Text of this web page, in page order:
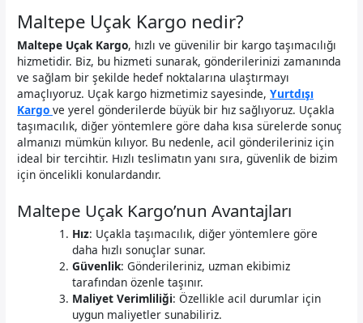
Maltepe Uçak Kargo nedir?
Maltepe Uçak Kargo, hızlı ve güvenilir bir kargo taşımacılığı
hizmetidir. Biz, bu hizmeti sunarak, gönderilerinizi zamanında
ve sağlam bir şekilde hedef noktalarına ulaştırmayı
amaçlıyoruz. Uçak kargo hizmetimiz sayesinde,Yurtdışı
Kargo ve yerel gönderilerde büyük bir hız sağlıyoruz. Uçakla
taşımacılık, diğer yöntemlere göre daha kısa sürelerde sonuç
almanızı mümkün kılıyor. Bu nedenle, acil gönderileriniz için
ideal bir tercihtir. Hızlı teslimatın yanı sıra, güvenlik de bizim
için öncelikli konulardandır.
Maltepe Uçak Kargo’nun Avantajları
Hız: Uçakla taşımacılık, diğer yöntemlere göre
daha hızlı sonuçlar sunar.
Güvenlik: Gönderileriniz, uzman ekibimiz
tarafından özenle taşınır.
Maliyet Verimliliği: Özellikle acil durumlar için
uygun maliyetler sunabiliriz.